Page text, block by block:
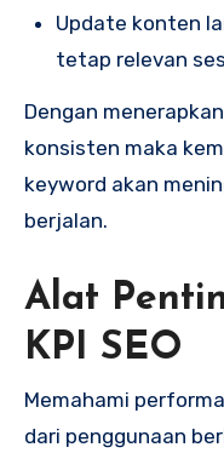
Update konten
tetap relevan
Dengan
konsisten maka
keyword akan
berjalan.
Alat
KPI SEO
Memahami
dari penggunaan